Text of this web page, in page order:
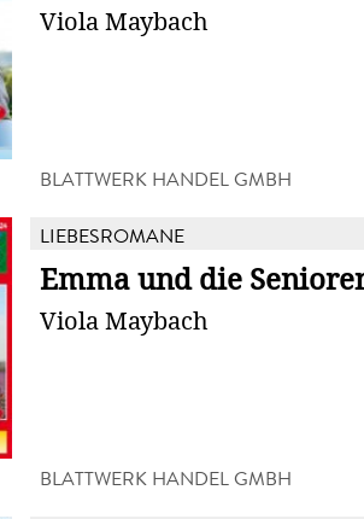
Viola Maybach
BLATTWERK HANDEL GMBH
LIEBESROMANE
Emma und die
Viola Maybach
BLATTWERK HANDEL GMBH